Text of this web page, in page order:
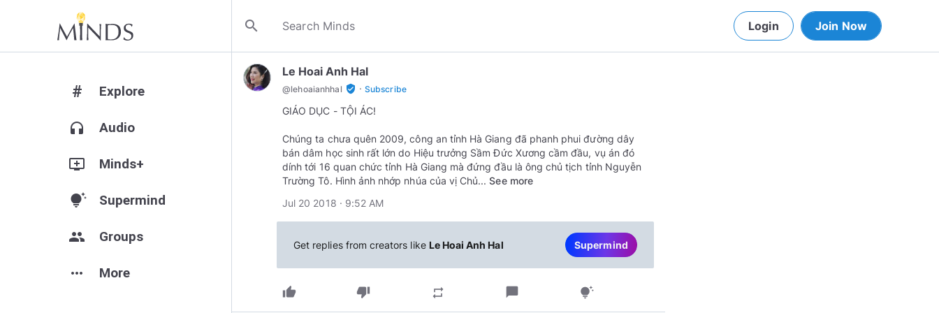
search Login Join Now
# Explore
headphones Audio
add_to_queue Minds+
tips_and_updates Supermind
group Groups
more_horiz More
Le Hoai Anh Hal
@lehoaianhhal verified_user · Subscribe
GIÁO DỤC - TỘI ÁC!
Chúng ta chưa quên 2009, công an tỉnh Hà Giang đã phanh phui đường dây
bán dâm học sinh rất lớn do Hiệu trưởng Sầm Đức Xương cầm đầu, vụ án đó
dính tới 16 quan chức tỉnh Hà Giang mà đứng đầu là ông chủ tịch tỉnh Nguyễn
Trường Tô. Hình ảnh nhớp nhúa của vị Chủ... See more
Jul 20 2018 · 9:52 AM
Get replies from creators like Le Hoai Anh Hal Supermind
thumb_up thumb_down repeat chat_bubble tips_and_updates